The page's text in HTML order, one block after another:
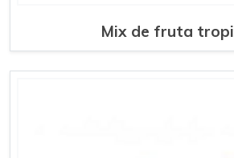
Mix de fruta